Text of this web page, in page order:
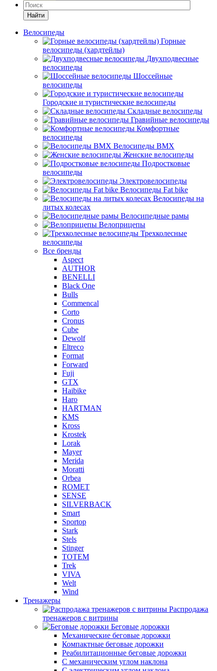
Найти
Велосипеды
Горные
велосипеды (хардтейлы)
Двухподвесные
велосипеды
Шоссейные
велосипеды
Городские и туристические велосипеды
Складные велосипеды
Гравийные велосипеды
Комфортные
велосипеды
Велосипеды BMX
Женские велосипеды
Подростковые
велосипеды
Электровелосипеды
Велосипеды Fat bike
Велосипеды на
литых колесах
Велосипедные рамы
Велоприцепы
Трехколесные
велосипеды
Все бренды
Aspect
AUTHOR
BENELLI
Black One
Bulls
Commencal
Corto
Cronus
Cube
Dewolf
Eltreco
Format
Forward
Fuji
GTX
Haibike
Haro
HARTMAN
KMS
Kross
Krostek
Lorak
Mayer
Merida
Moratti
Orbea
ROMET
SENSE
SILVERBACK
Smart
Sportop
Stark
Stels
Stinger
TOTEM
Trek
VIVA
Welt
Wind
Тренажеры
Распродажа
тренажеров с витрины
Беговые дорожки
Механические беговые дорожки
Компактные беговые дорожки
Реабилитационные беговые дорожки
С механическим углом наклона